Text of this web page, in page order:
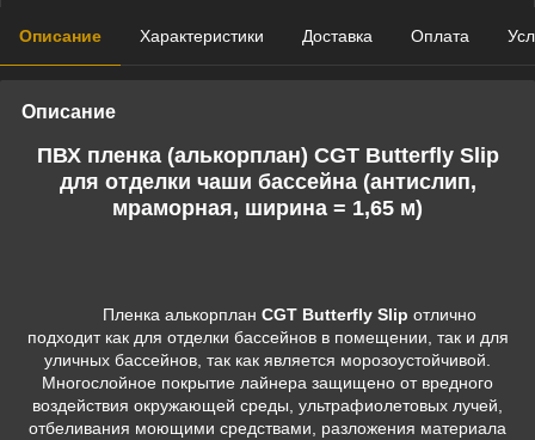
Описание Характеристики Доставка Оплата
Описание
ПВХ пленка (алькорплан) CGT Butterfly Slip
для отделки чаши бассейна (антислип,
мраморная, ширина = 1,65 м)
Пленка алькорплан CGT Butterfly Slip отлично
подходит как для отделки бассейнов в помещении, так и для
уличных бассейнов, так как является морозоустойчивой.
Многослойное покрытие лайнера защищено от вредного
воздействия окружающей среды, ультрафиолетовых лучей,
отбеливания моющими средствами, разложения материала